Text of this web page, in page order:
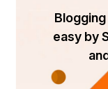
easy by